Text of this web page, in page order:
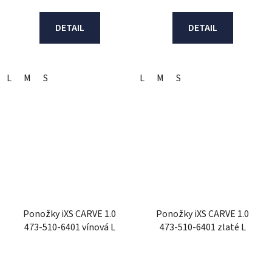
DETAIL
L M S
DETAIL
L M S
Ponožky iXS CARVE 1.0
473-510-6401 vínová L
Ponožky iXS CARVE 1.0
473-510-6401 zlaté L